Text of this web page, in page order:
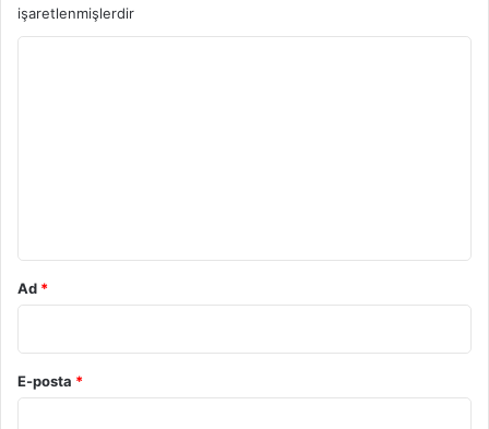
işaretlenmişlerdir
Ad *
E-posta *